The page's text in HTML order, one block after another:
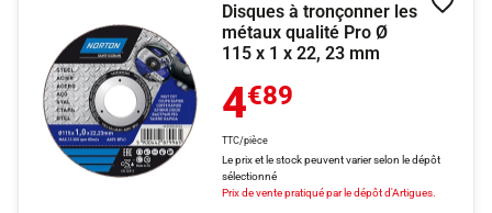
Disques à tronçonner les
métaux qualité Pro Ø
115 x 1 x 22, 23 mm
4€89
TTC/pièce
Le prix et le stock peuvent varier selon le dépôt
sélectionné
Prix de vente pratiqué par le dépôt d'Artigues.